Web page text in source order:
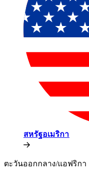
สหรัฐอเมริกา​​
ตะวันออกกลาง/แอฟริกา​​